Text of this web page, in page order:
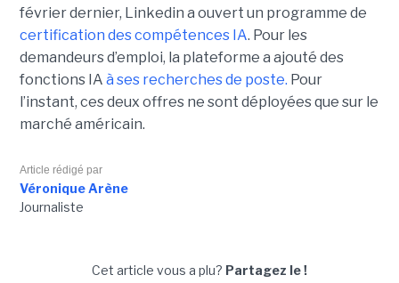
février dernier, Linkedin a ouvert un programme de
certification des compétences IA. Pour les
demandeurs d’emploi, la plateforme a ajouté des
fonctions IA à ses recherches de poste. Pour
l’instant, ces deux offres ne sont déployées que sur le
marché américain.
Article rédigé par
Véronique Arène
Journaliste
Cet article vous a plu? Partagez le !